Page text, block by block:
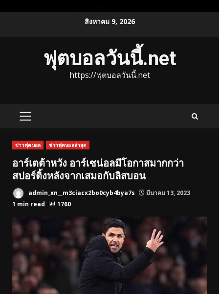
สิงหาคม 9, 2026
ฟุตบอลวันนี้.net
https://ฟุตบอลวันนี้.net
PRIMARY
ข่าวฟุตบอล ข่าวฟุตบอลล่าสุด
อาร์เตต้าหวัง อาร์เซน่อลมีโอกาสมากกว่า
สปอร์ติ้งหลังจากเสมอกับลิสบอน
admin_xn__m3ciacx2bo0cyb4bya7s
มีนาคม 13, 2023
1 min read
1760